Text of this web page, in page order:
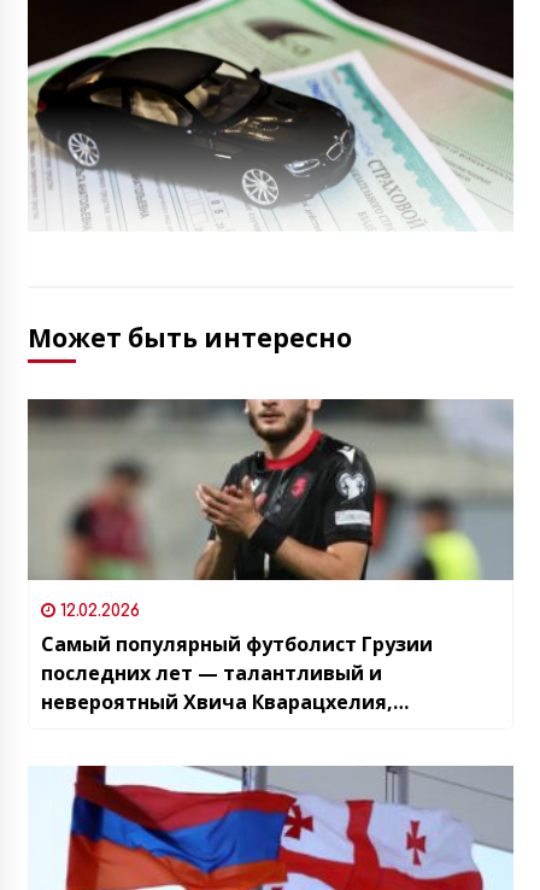
Может быть интересно
12.02.2026
Самый популярный футболист Грузии
последних лет — талантливый и
невероятный Хвича Кварацхелия,